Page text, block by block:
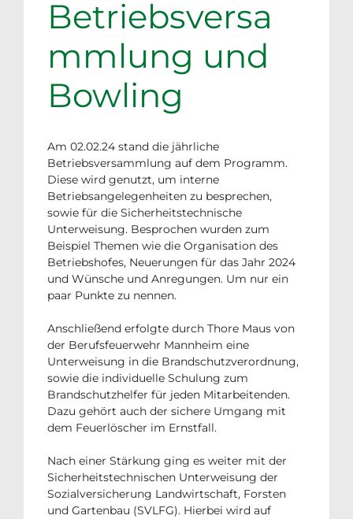
Betriebsversa
mmlung und
Bowling
Am 02.02.24 stand die jährliche
Betriebsversammlung auf dem Programm.
Diese wird genutzt, um interne
Betriebsangelegenheiten zu besprechen,
sowie für die Sicherheitstechnische
Unterweisung. Besprochen wurden zum
Beispiel Themen wie die Organisation des
Betriebshofes, Neuerungen für das Jahr 2024
und Wünsche und Anregungen. Um nur ein
paar Punkte zu nennen.
Anschließend erfolgte durch Thore Maus von
der Berufsfeuerwehr Mannheim eine
Unterweisung in die Brandschutzverordnung,
sowie die individuelle Schulung zum
Brandschutzhelfer für jeden Mitarbeitenden.
Dazu gehört auch der sichere Umgang mit
dem Feuerlöscher im Ernstfall.
Nach einer Stärkung ging es weiter mit der
Sicherheitstechnischen Unterweisung der
Sozialversicherung Landwirtschaft, Forsten
und Gartenbau (SVLFG). Hierbei wird auf